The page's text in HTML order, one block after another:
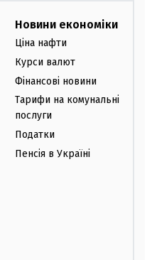
Новини економіки
Ціна нафти
Курси валют
Фінансові новини
Тарифи на комунальні
послуги
Податки
Пенсія в Україні